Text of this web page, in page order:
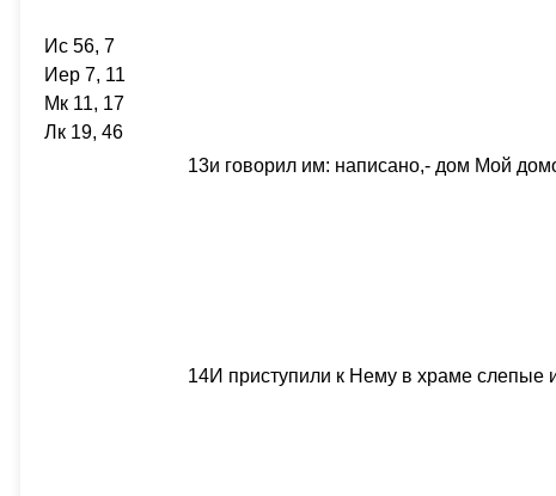
Ис 56, 7
Иер 7, 11
Мк 11, 17
Лк 19, 46
13и говорил им: написано,- дом Мой
14И приступили к Нему в храме слепые